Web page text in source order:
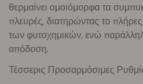
θερμαίνει ομοιόμορφα τα
πλευρές, διατηρώντας το
των φυτοχημικών, ενώ
απόδοση.
Τέσσερις Προσαρμόσιμες